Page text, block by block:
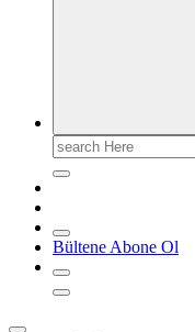
Search
for:
Bültene Abone Ol